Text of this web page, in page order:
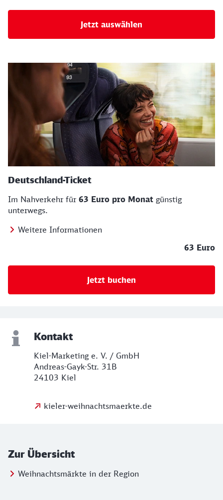
Jetzt auswählen
Deutschland-Ticket
Im Nahverkehr für 63 Euro pro Monat günstig
unterwegs.
Weitere Informationen
63 Euro
Jetzt buchen
Kontakt
Kiel-Marketing e. V. / GmbH
Andreas-Gayk-Str. 31B
24103 Kiel
kieler-weihnachtsmaerkte.de
Zur Übersicht
Weihnachtsmärkte in der Region